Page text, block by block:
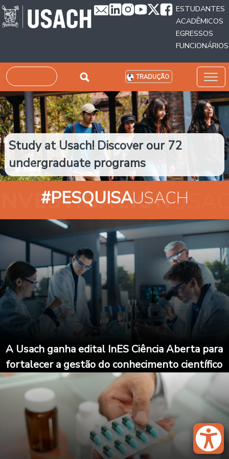
Passar para o conteúdo principal
ESTUDANTES
ACADÊMICOS
EGRESSOS
FUNCIONÁRIOS
Pesquisar TRADUÇÃO
Study at Usach! Discover our 72
undergraduate programs
#PESQUISAUSACH
A Usach ganha edital InES Ciência Aberta para
fortalecer a gestão do conhecimento científico